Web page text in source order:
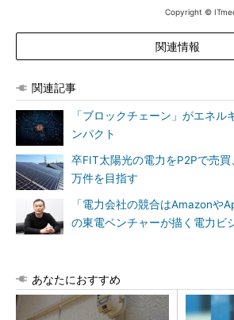
Copyright ©
関連情報
関連記事
「ブロックチェーン」がエネル
ンパクト
卒FIT太陽光の電力をP2Pで売
万件を目指す
「電力会社の競合はAmazonや
の東電ベンチャーが描く電力ビ
あなたにおすすめ